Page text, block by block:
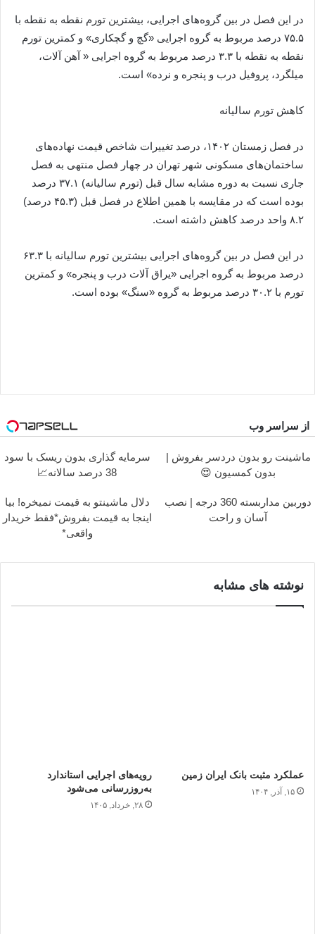
در این فصل در بین گروه‌های اجرایی، بیشترین تورم نقطه به نقطه با
۷۵.۵ درصد مربوط به گروه اجرایی «گچ و گچکاری» و کمترین تورم
نقطه به نقطه با ۳.۳ درصد مربوط به گروه اجرایی « آهن آلات،
میلگرد، پروفیل درب و پنجره و نرده» است.
کاهش تورم سالیانه
در فصل زمستان ۱۴۰۲، درصد تغییرات شاخص قیمت نهاده‌های
ساختمان‌های مسکونی شهر تهران در چهار فصل منتهی به فصل
جاری نسبت به دوره مشابه سال قبل (تورم سالیانه) ۳۷.۱ درصد
بوده است که در مقایسه با همین اطلاع در فصل قبل (۴۵.۳ درصد)
۸.۲ واحد درصد کاهش داشته است.
در این فصل در بین گروه‌های اجرایی بیشترین تورم سالیانه با ۶۳.۳
درصد مربوط به گروه اجرایی «یراق آلات درب و پنجره» و کمترین
تورم با ۳۰.۲ درصد مربوط به گروه «سنگ» بوده است.
از سراسر وب
ماشینت رو بدون دردسر بفروش |
بدون کمسیون 😍
سرمایه گذاری بدون ریسک با سود
38 درصد سالانه📈
دوربین مداربسته 360 درجه | نصب
آسان و راحت
دلال ماشینتو به قیمت نمیخره! بیا
اینجا به قیمت بفروش*فقط خریدار
واقعی*
نوشته های مشابه
عملکرد مثبت بانک ایران ‌زمین
۱۵, آذر, ۱۴۰۴
رویه‌های اجرایی استاندارد
به‌روزرسانی می‌شود
۲۸, خرداد, ۱۴۰۵